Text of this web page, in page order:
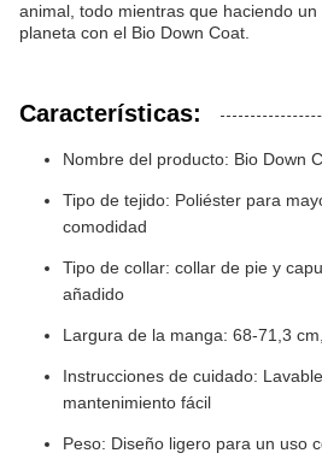
animal, todo mientras que haciendo
planeta con el Bio Down Coat.
Características:
Nombre del producto: Bio Down
Tipo de tejido: Poliéster para
comodidad
Tipo de collar: collar de pie y
añadido
Largura de la manga: 68-71,3
Instrucciones de cuidado:
mantenimiento fácil
Peso: Diseño ligero para un uso